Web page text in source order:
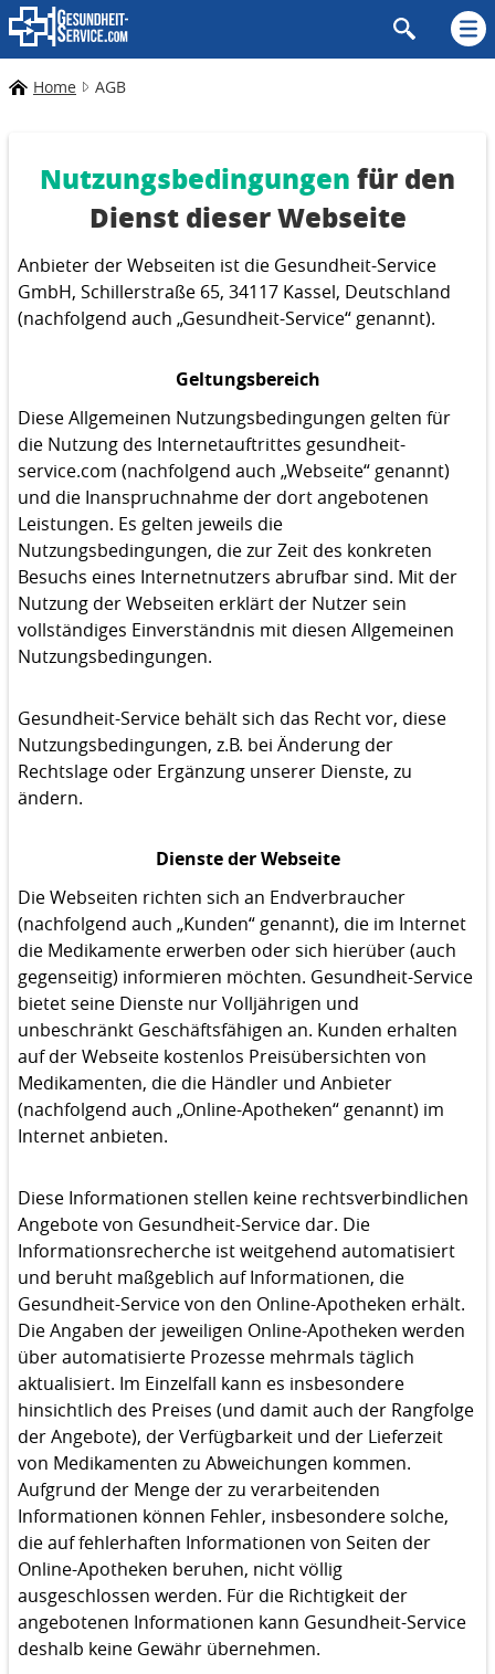
Home AGB
Nutzungsbedingungen für den
Dienst dieser Webseite
Anbieter der Webseiten ist die Gesundheit-Service
GmbH, Schillerstraße 65, 34117 Kassel, Deutschland
(nachfolgend auch „Gesundheit-Service“ genannt).
Geltungsbereich
Diese Allgemeinen Nutzungsbedingungen gelten für
die Nutzung des Internetauftrittes gesundheit-
service.com (nachfolgend auch „Webseite“ genannt)
und die Inanspruchnahme der dort angebotenen
Leistungen. Es gelten jeweils die
Nutzungsbedingungen, die zur Zeit des konkreten
Besuchs eines Internetnutzers abrufbar sind. Mit der
Nutzung der Webseiten erklärt der Nutzer sein
vollständiges Einverständnis mit diesen Allgemeinen
Nutzungsbedingungen.
Gesundheit-Service behält sich das Recht vor, diese
Nutzungsbedingungen, z.B. bei Änderung der
Rechtslage oder Ergänzung unserer Dienste, zu
ändern.
Dienste der Webseite
Die Webseiten richten sich an Endverbraucher
(nachfolgend auch „Kunden“ genannt), die im Internet
die Medikamente erwerben oder sich hierüber (auch
gegenseitig) informieren möchten. Gesundheit-Service
bietet seine Dienste nur Volljährigen und
unbeschränkt Geschäftsfähigen an. Kunden erhalten
auf der Webseite kostenlos Preisübersichten von
Medikamenten, die die Händler und Anbieter
(nachfolgend auch „Online-Apotheken“ genannt) im
Internet anbieten.
Diese Informationen stellen keine rechtsverbindlichen
Angebote von Gesundheit-Service dar. Die
Informationsrecherche ist weitgehend automatisiert
und beruht maßgeblich auf Informationen, die
Gesundheit-Service von den Online-Apotheken erhält.
Die Angaben der jeweiligen Online-Apotheken werden
über automatisierte Prozesse mehrmals täglich
aktualisiert. Im Einzelfall kann es insbesondere
hinsichtlich des Preises (und damit auch der Rangfolge
der Angebote), der Verfügbarkeit und der Lieferzeit
von Medikamenten zu Abweichungen kommen.
Aufgrund der Menge der zu verarbeitenden
Informationen können Fehler, insbesondere solche,
die auf fehlerhaften Informationen von Seiten der
Online-Apotheken beruhen, nicht völlig
ausgeschlossen werden. Für die Richtigkeit der
angebotenen Informationen kann Gesundheit-Service
deshalb keine Gewähr übernehmen.